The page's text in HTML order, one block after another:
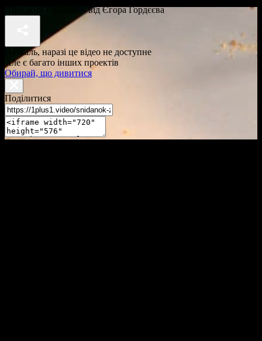
Швидкий Наполеон від Єгора Гордєєва
На жаль, наразі це відео не доступне
Але є багато інших проектів
Обирай, що дивитися
Поділитися